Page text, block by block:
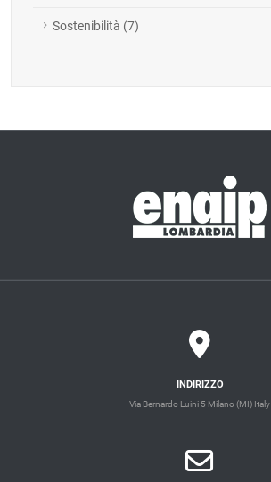
Sostenibilità (7)
INDIRIZZO
Via Bernardo Luini 5 Milano (MI) Italy